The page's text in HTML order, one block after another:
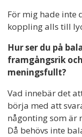
För mig hade inte
koppling alls till
Hur ser du på
framgångsrik
meningsfullt?
Vad innebär det
börja med att
någonting som är
Då behövs inte